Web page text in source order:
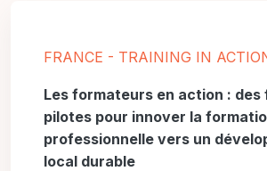
FRANCE - TRAINING IN
Les formateurs en action :
pilotes pour innover la
professionnelle vers un
local durable